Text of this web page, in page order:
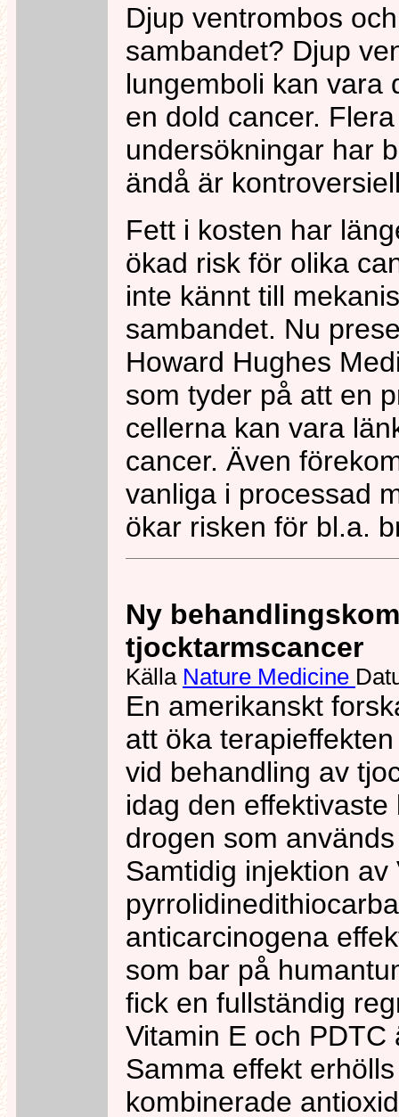
Djup ventrombos
sambandet? Djup
lungemboli kan vara
en dold cancer. Flera
undersökningar har
ändå är
Fett i kosten har
ökad risk för olika
inte kännt till
sambandet. Nu
Howard Hughes
som tyder på att en
cellerna kan vara
cancer. Även
vanliga i processad
ökar risken för bl.a.
Ny
tjocktarmscancer
Källa Nature Medicine
En amerikanskt
att öka
vid behandling av
idag den
drogen som
Samtidig injektion av
anticarcinogena
som bar på
fick en fullständig
Vitamin E och PDTC
Samma effekt
kombinerade